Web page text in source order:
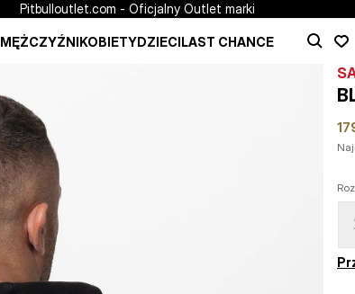
Pitbulloutlet.com - Oficjalny Outlet marki
MĘŻCZYŹNIKOBIETYDZIECILAST CHANCE